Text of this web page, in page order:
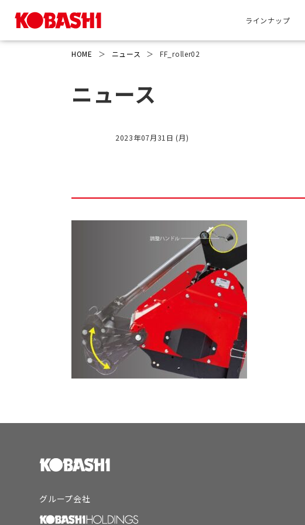
ラインナップ
HOME ＞ ニュース ＞ FF_roller02
ニュース
2023年07月31日 (月)
グループ会社